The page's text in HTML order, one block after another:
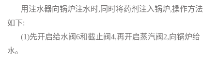
用注水器向锅炉注水时,同时将药剂注入锅炉,操作方法
如下:
(1)先开启给水阀6和截止阀4,再开启蒸汽阀2,向锅炉给
水。